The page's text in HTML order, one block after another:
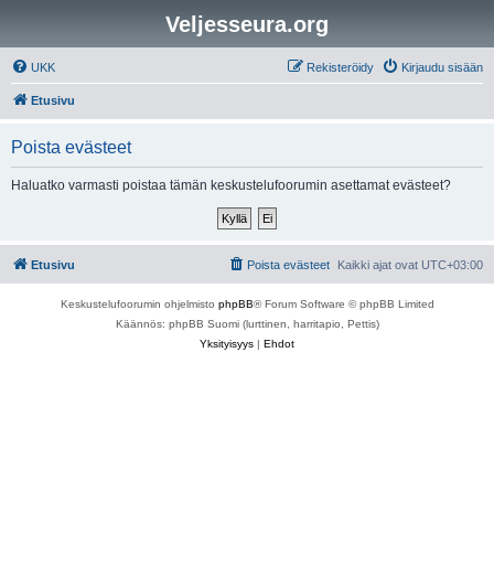
Veljesseura.org
UKK Kirjaudu sisään
Rekisteröidy
Etusivu
Poista evästeet
Haluatko varmasti poistaa tämän keskustelufoorumin asettamat evästeet?
Etusivu Kaikki ajat ovat UTC+03:00
Poista evästeet
Keskustelufoorumin ohjelmisto phpBB® Forum Software © phpBB Limited
Käännös: phpBB Suomi (lurttinen, harritapio, Pettis)
Yksityisyys | Ehdot